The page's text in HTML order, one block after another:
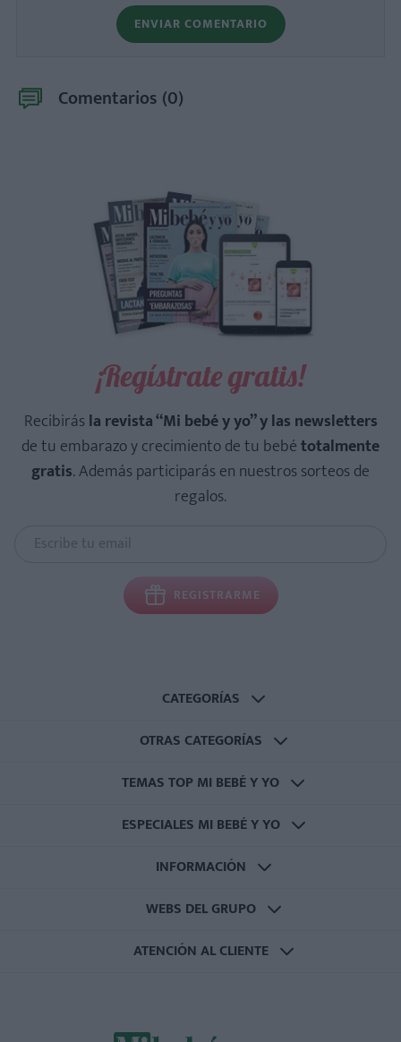
ENVIAR COMENTARIO
Comentarios (0)
¡Regístrate gratis!
Recibirásla revista “Mi bebé y yo” y las newsletters
de tu embarazo y crecimiento de tu bebétotalmente
gratis. Además participarás en nuestros sorteos de
regalos.
REGISTRARME
CATEGORÍAS
OTRAS CATEGORÍAS
TEMAS TOP MI BEBÉ Y YO
ESPECIALES MI BEBÉ Y YO
INFORMACIÓN
WEBS DEL GRUPO
ATENCIÓN AL CLIENTE